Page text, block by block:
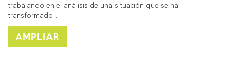
trabajando en el análisis de una situación que se ha
transformado…
AMPLIAR